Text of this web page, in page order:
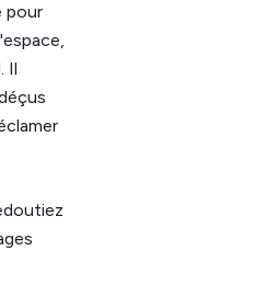
pour
Il